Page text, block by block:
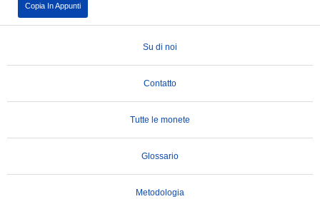
Copia In Appunti
Su di noi
Contatto
Tutte le monete
Glossario
Metodologia